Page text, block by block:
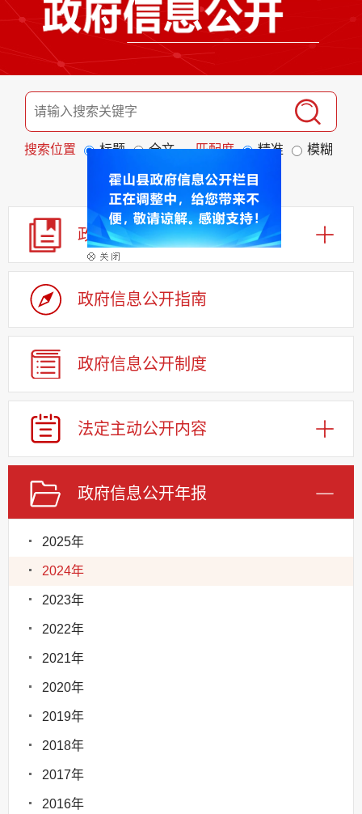
搜索位置 标题 全文 匹配度 精准
模糊
排序
发布日期 相关程度
政 策
政府信息公开指南
政府信息公开制度
法定主动公开内容
政府信息公开年报
2025年
2024年
2023年
2022年
2021年
2020年
2019年
2018年
2017年
2016年